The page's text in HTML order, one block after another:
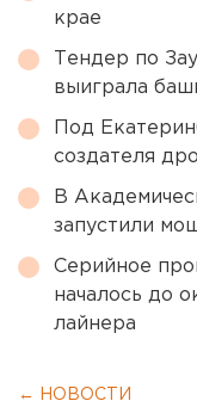
крае
Тендер по
выиграла
Под
создателя
В
запустили
Серийное
началось до
лайнера
← НОВОСТИ